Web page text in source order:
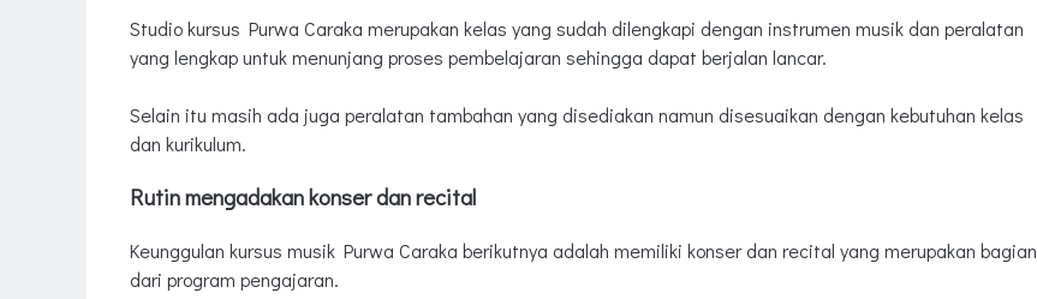
Studio kursus Purwa Caraka merupakan kelas yang sudah dilengkapi dengan instrumen musik dan peralatan
yang lengkap untuk menunjang proses pembelajaran sehingga dapat berjalan lancar.
Selain itu masih ada juga peralatan tambahan yang disediakan namun disesuaikan dengan kebutuhan kelas
dan kurikulum.
Rutin mengadakan konser dan recital
Keunggulan kursus musik Purwa Caraka berikutnya adalah memiliki konser dan recital yang merupakan bagian
dari program pengajaran.